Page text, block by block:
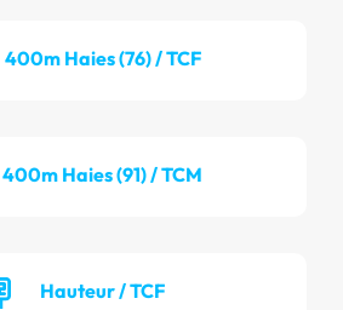
400m Haies (76) / TCF
400m Haies (91) / TCM
Hauteur / TCF